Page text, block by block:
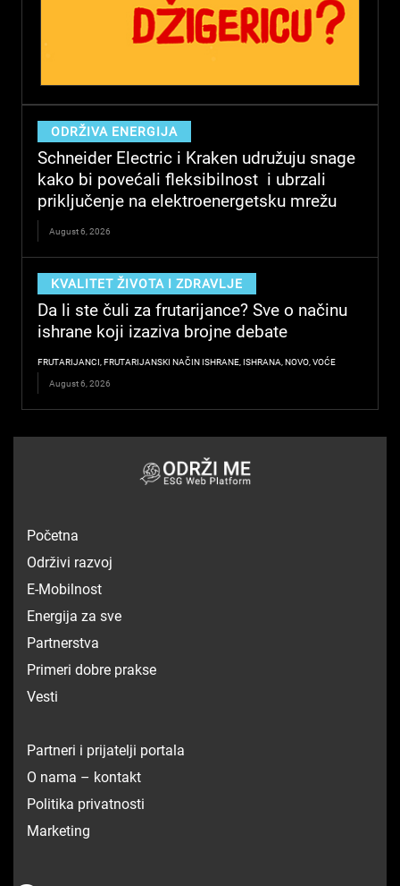
ODRŽIVA ENERGIJA
Schneider Electric i Kraken udružuju snage
kako bi povećali fleksibilnost i ubrzali
priključenje na elektroenergetsku mrežu
August 6, 2026
KVALITET ŽIVOTA I ZDRAVLJE
Da li ste čuli za frutarijance? Sve o načinu
ishrane koji izaziva brojne debate
FRUTARIJANCI,FRUTARIJANSKI NAČIN ISHRANE,ISHRANA,NOVO,VOĆE
August 6, 2026
Početna
Održivi razvoj
E-Mobilnost
Energija za sve
Partnerstva
Primeri dobre prakse
Vesti
Partneri i prijatelji portala
O nama – kontakt
Politika privatnosti
Marketing